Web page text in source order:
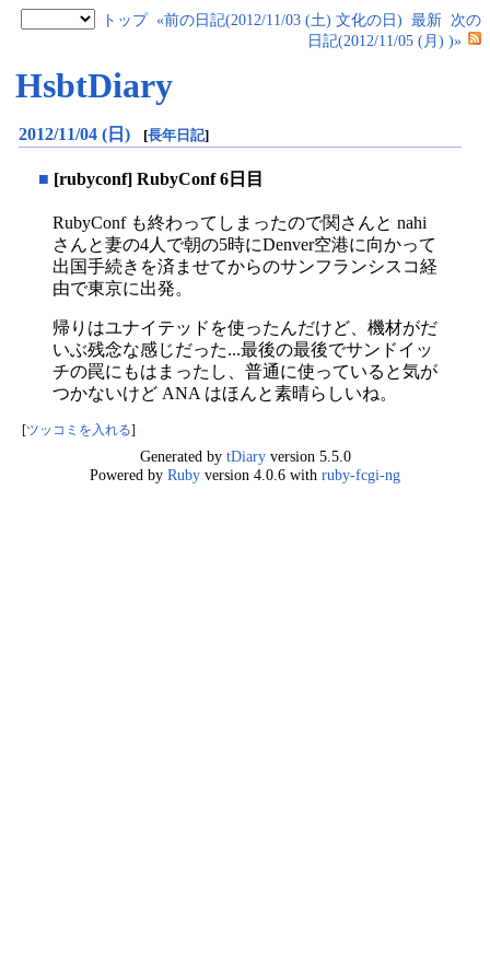
トップ «前の日記(2012/11/03 (土) 文化の日) 最新 次の
日記(2012/11/05 (月) )»
HsbtDiary
2012/11/04 (日) [長年日記]
■ [rubyconf] RubyConf 6日目
RubyConf も終わってしまったので関さんと nahi
さんと妻の4人で朝の5時にDenver空港に向かって
出国手続きを済ませてからのサンフランシスコ経
由で東京に出発。
帰りはユナイテッドを使ったんだけど、機材がだ
いぶ残念な感じだった...最後の最後でサンドイッ
チの罠にもはまったし、普通に使っていると気が
つかないけど ANA はほんと素晴らしいね。
[ツッコミを入れる]
Generated by tDiaryversion 5.5.0
Powered by Ruby version 4.0.6 with ruby-fcgi-ng